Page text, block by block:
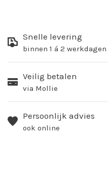
Snelle levering
binnen 1 á 2 werkdagen
Veilig betalen
via Mollie
Persoonlijk advies
ook online